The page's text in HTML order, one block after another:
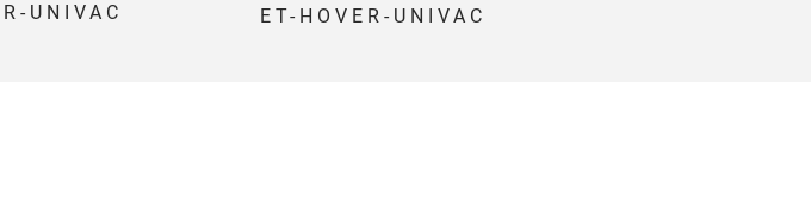
UNIVAC ET-HOVER-UNIVAC